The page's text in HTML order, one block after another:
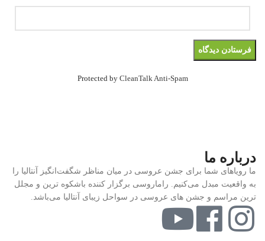
Protected by CleanTalk Anti-Spam
درباره ما
ما رویاهای شما برای جشن عروسی در میان مناظر شگفت‌انگیز آنتالیا را
به واقعیت مبدل می‌کنیم. راماروسی برگزار کننده باشکوه ترین و مجلل
ترین مراسم و جشن های عروسی در سواحل زیبای آنتالیا می‌باشد.